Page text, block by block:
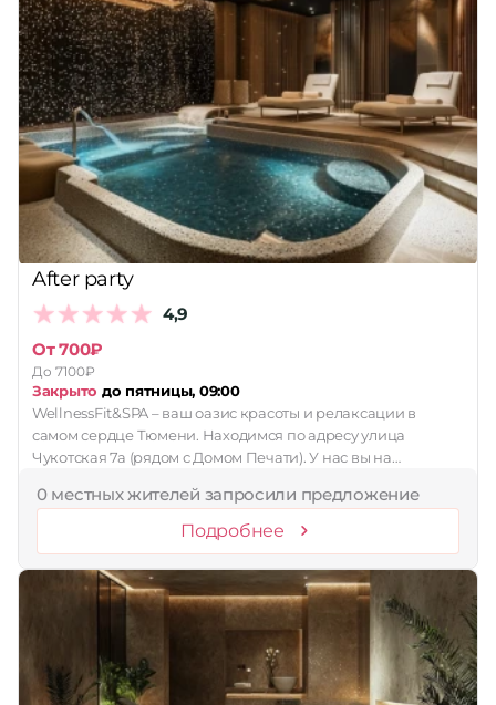
After party
4,9
От 700₽
До 7100₽
Закрыто до пятницы, 09:00
WellnessFit&SPA – ваш оазис красоты и релаксации в
самом сердце Тюмени. Находимся по адресу улица
Чукотская 7а (рядом с Домом Печати). У нас вы на…
0 местных жителей запросили предложение
Подробнее